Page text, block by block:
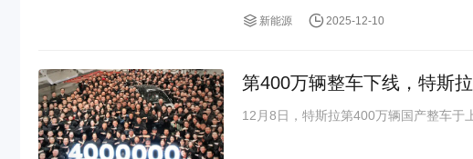
新能源 2025-12-10
第400万辆整车下线，特斯
12月8日，特斯拉第400万辆国产整车于